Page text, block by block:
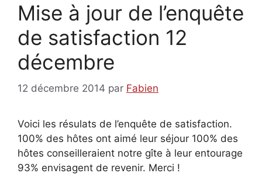
Mise à jour de l’enquête
de satisfaction 12
décembre
12 décembre 2014 par Fabien
Voici les résulats de l’enquête de satisfaction.
100% des hôtes ont aimé leur séjour 100% des
hôtes conseilleraient notre gîte à leur entourage
93% envisagent de revenir. Merci !